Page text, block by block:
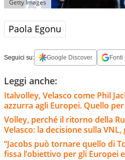
Getty Images
Paola Egonu
Seguici su: Google Discover Fonti
Leggi anche:
Italvolley, Velasco come Phil
azzurra agli Europei. Quello per
Volley, perché il ritorno della
Velasco: la decisione sulla
“Jacobs può tornare quello di
fissa l’obiettivo per gli Europei